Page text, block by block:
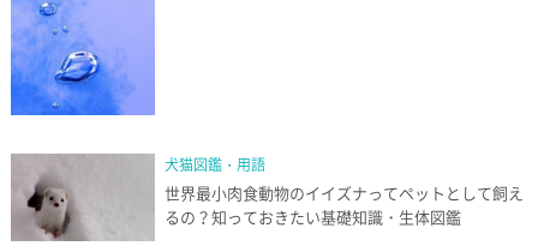
犬猫図鑑・用語
世界最小肉食動物のイイズナってペットとして飼え
るの？知っておきたい基礎知識・生体図鑑